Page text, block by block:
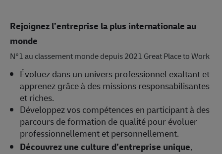
Rejoignez l’entreprise la plus internationale au
monde
N°1 au classement monde depuis 2021 Great Place to Work
Évoluez dans un univers professionnel exaltant et
apprenez grâce à des missions responsabilisantes
et riches.
Développez vos compétences en participant à des
parcours de formation de qualité pour évoluer
professionnellement et personnellement.
Découvrez une culture d’entreprise unique,